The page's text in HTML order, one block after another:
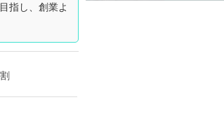
指し、創業よ